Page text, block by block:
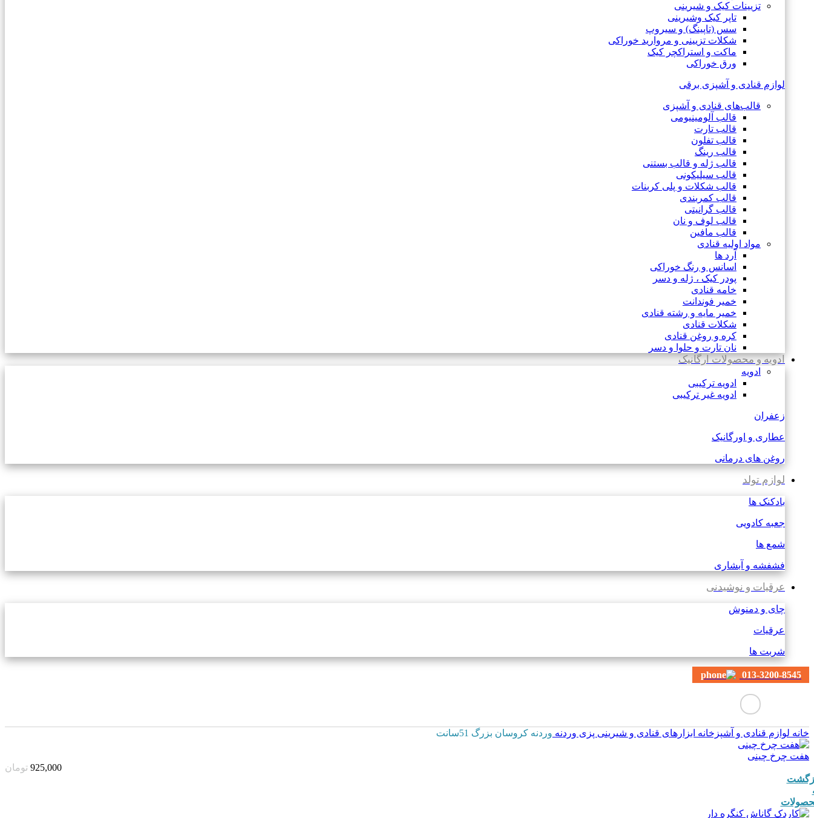
تزیینات کیک و شیرینی
تاپر کیک وشیرینی
سس (تاپینگ) و سیروپ
شکلات تزیینی و مروارید خوراکی
ماکت و استراکچر کیک
ورق خوراکی
لوازم قنادی و آشپزی برقی
قالب‌های قنادی و آشپزی
قالب آلومینیومی
قالب تارت
قالب تفلون
قالب رینگ
قالب ژله و قالب بستنی
قالب سیلیکونی
قالب شکلات و پلی کربنات
قالب کمربندی
قالب گرانیتی
قالب لوف و نان
قالب مافین
مواد اولیه قنادی
آرد ها
اسانس و رنگ خوراکی
پودر کیک ، ژله و دسر
خامه قنادی
خمیر فوندانت
خمیر مایه و رشته قنادی
شکلات قنادی
کره و روغن قنادی
نان تارت و حلوا و دسر
ادویه و محصولات ارگانیک
ادویه
ادویه ترکیبی
ادویه غیر ترکیبی
زعفران
عطاری و اورگانیک
روغن های درمانی
لوازم تولد
بادکنک ها
جعبه کادویی
شمع ها
فشفشه و آبشاری
عرقیات و نوشیدنی
چای و دمنوش
عرقیات
شربت ها
013-3200-8545
خانه لوازم قنادی و آشپزخانه ابزارهای قنادی و شیرینی پزی وردنه وردنه کروسان بزرگ 51سانت
هفت چرخ چینی
925,000 تومان